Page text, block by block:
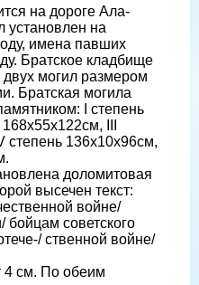
на дороге Ала-
установлен на
имена павших
Братское кладбище
двух могил размером
Братская могила
I степень
III
степень 136x10x96см,
доломитовая
высечен текст:
войне/
бойцам советского
ственной войне/
4 см. По обеим